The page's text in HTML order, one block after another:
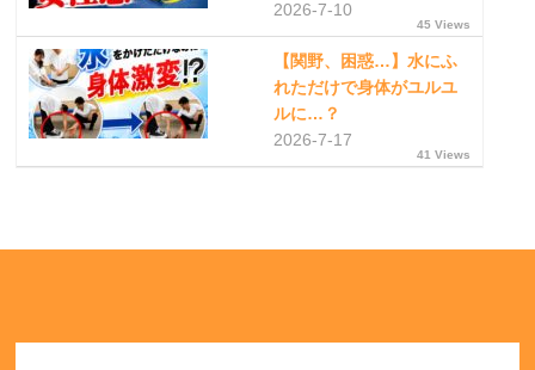
2026-7-10
45 Views
【関野、困惑…】水にふ
れただけで身体がユルユ
ルに…？
2026-7-17
41 Views